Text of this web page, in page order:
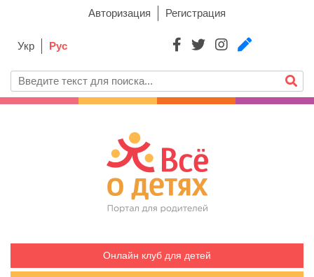
Авторизация Регистрация
Укр Рус
Онлайн клуб для детей